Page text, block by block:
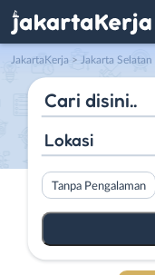
JakartaKerja > Jakarta Selatan
Lokasi
Tanpa Pengalaman